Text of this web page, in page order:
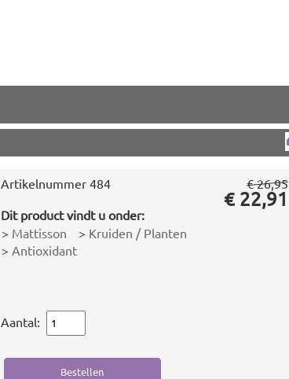
Artikelnummer 484
Dit product vindt u onder:
> Mattisson > Kruiden / Planten
> Antioxidant
€ 26,95
€ 22,91
Aantal: